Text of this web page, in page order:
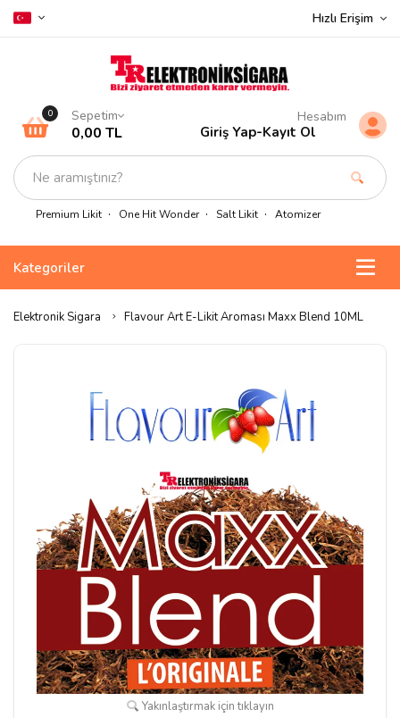
Hızlı Erişim
Premium Likit One Hit Wonder Salt Likit Atomizer
0 Sepetim
0,00 TL
Hesabım
Giriş Yap-Kayıt Ol
Kategoriler
Elektronik Sigara Flavour Art E-Likit Aroması Maxx Blend 10ML
Yakınlaştırmak için tıklayın